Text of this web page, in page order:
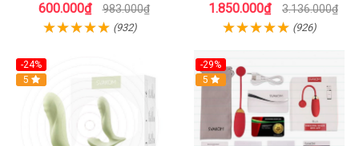
600.000₫ 983.000₫
(932)
1.850.000₫ 3.136.000₫
(926)
-24%
Hot
5
-29%
5